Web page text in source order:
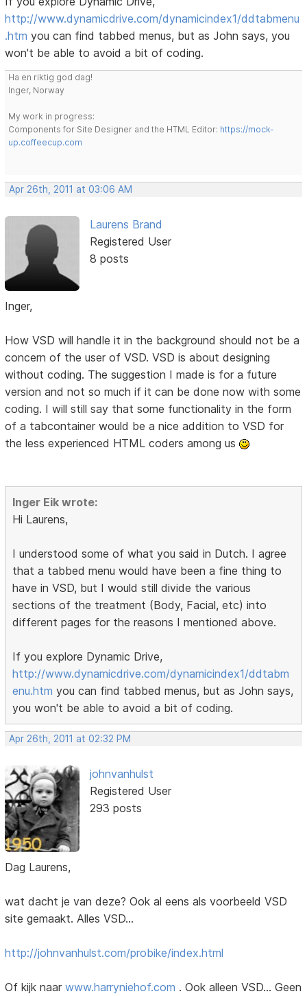
http://www.dynamicdrive.com/dynamicindex1/ddtabmenu
.htm you can find tabbed menus, but as John says, you
won't be able to avoid a bit of coding.
Ha en riktig god dag!
Inger, Norway
My work in progress:
Components for Site Designer and the HTML Editor: https://mock-
up.coffeecup.com
Apr 26th, 2011 at 03:06 AM
Laurens Brand
Registered User
8 posts
Inger,
How VSD will handle it in the background should not be a
concern of the user of VSD. VSD is about designing
without coding. The suggestion I made is for a future
version and not so much if it can be done now with some
coding. I will still say that some functionality in the form
of a tabcontainer would be a nice addition to VSD for
the less experienced HTML coders among us
Inger Eik wrote:
Hi Laurens,
I understood some of what you said in Dutch. I agree
that a tabbed menu would have been a fine thing to
have in VSD, but I would still divide the various
sections of the treatment (Body, Facial, etc) into
different pages for the reasons I mentioned above.
If you explore Dynamic Drive,
http://www.dynamicdrive.com/dynamicindex1/ddtabm
enu.htm you can find tabbed menus, but as John says,
you won't be able to avoid a bit of coding.
Apr 26th, 2011 at 02:32 PM
johnvanhulst
Registered User
293 posts
Dag Laurens,
wat dacht je van deze? Ook al eens als voorbeeld VSD
site gemaakt. Alles VSD...
http://johnvanhulst.com/probike/index.html
Of kijk naarwww.harryniehof.com . Ook alleen VSD... Geen